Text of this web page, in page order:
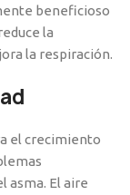
beneficioso
la
la respiración.
el crecimiento
asma. El aire